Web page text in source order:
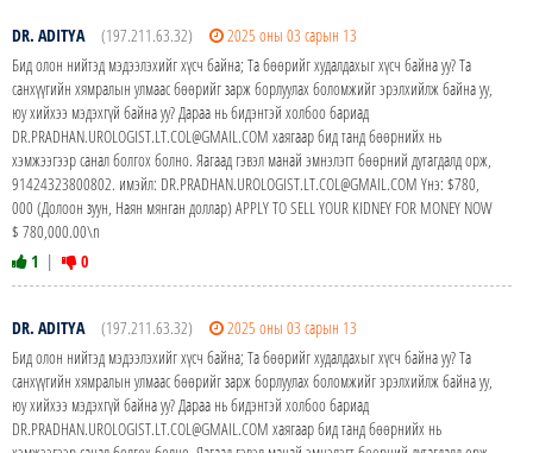
DR. ADITYA (197.211.63.32)
2025 оны 03 сарын 13
Бид олон нийтэд мэдээлэхийг хүсч байна; Та бөөрийг худалдахыг хүсч байна уу? Та
санхүүгийн хямралын улмаас бөөрийг зарж борлуулах боломжийг эрэлхийлж байна уу,
юу хийхээ мэдэхгүй байна уу? Дараа нь бидэнтэй холбоо бариад
DR.PRADHAN.UROLOGIST.LT.COL@GMAIL.COM хаягаар бид танд бөөрнийх нь
хэмжээгээр санал болгох болно. Яагаад гэвэл манай эмнэлэгт бөөрний дутагдалд орж,
91424323800802. имэйл: DR.PRADHAN.UROLOGIST.LT.COL@GMAIL.COM Yнэ: $780,
000 (Долоон зуун, Наян мянган доллар) APPLY TO SELL YOUR KIDNEY FOR MONEY NOW
$ 780,000.00\n
1 | 0
DR. ADITYA (197.211.63.32)
2025 оны 03 сарын 13
Бид олон нийтэд мэдээлэхийг хүсч байна; Та бөөрийг худалдахыг хүсч байна уу? Та
санхүүгийн хямралын улмаас бөөрийг зарж борлуулах боломжийг эрэлхийлж байна уу,
юу хийхээ мэдэхгүй байна уу? Дараа нь бидэнтэй холбоо бариад
DR.PRADHAN.UROLOGIST.LT.COL@GMAIL.COM хаягаар бид танд бөөрнийх нь